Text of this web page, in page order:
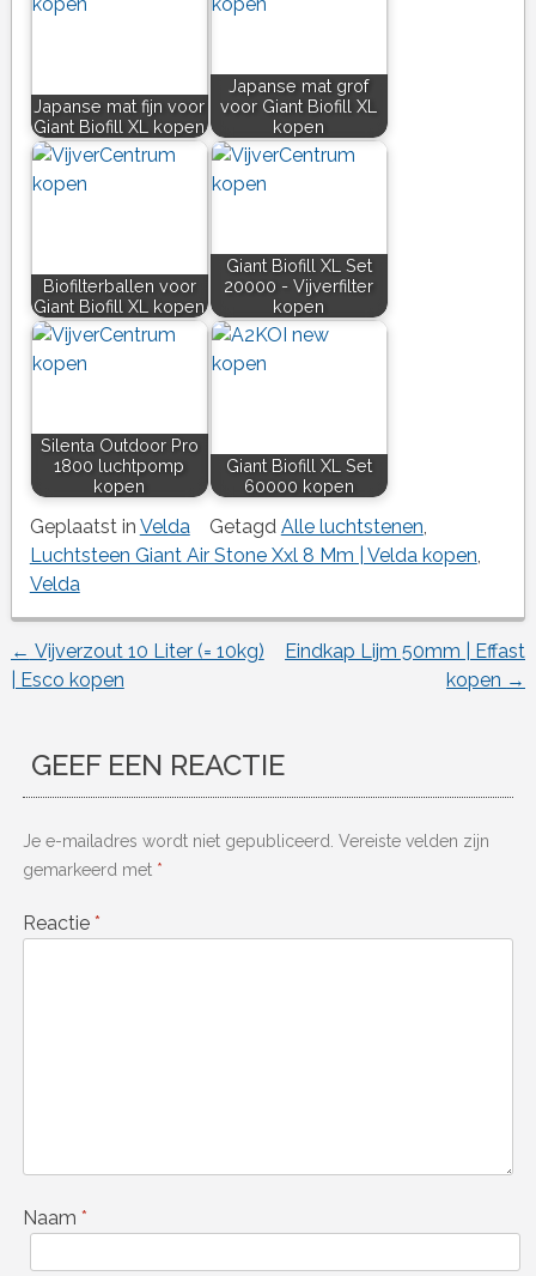
Japanse mat fijn voor
Giant Biofill XL kopen
Japanse mat grof
voor Giant Biofill XL
kopen
Biofilterballen voor
Giant Biofill XL kopen
Giant Biofill XL Set
20000 - Vijverfilter
kopen
Silenta Outdoor Pro
1800 luchtpomp
kopen
Giant Biofill XL Set
60000 kopen
Geplaatst in Velda Getagd Alle luchtstenen,
Luchtsteen Giant Air Stone Xxl 8 Mm | Velda kopen,
Velda
Berichtnavigatie
← Vijverzout 10 Liter (= 10kg)
| Esco kopen
Eindkap Lijm 50mm | Effast
kopen →
GEEF EEN REACTIE
Je e-mailadres wordt niet gepubliceerd. Vereiste velden zijn
gemarkeerd met *
Reactie *
Naam *